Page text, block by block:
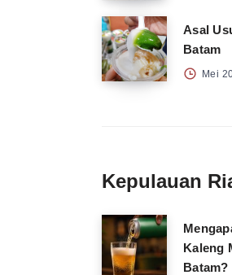
Asal
Batam
Mei
Kepulauan
Kaleng
Batam?